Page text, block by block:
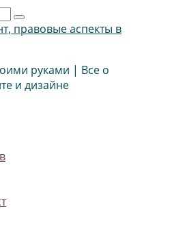
правовые аспекты в
руками | Все о
и дизайне